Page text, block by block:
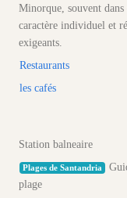
Minorque, souvent dans
caractère individuel et
exigeants.
Restaurants
les cafés
Station balneaire
Plages de Santandria
plage